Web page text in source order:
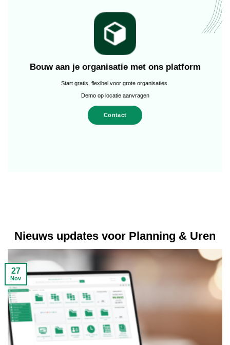
Bouw aan je organisatie met ons platform
Start gratis, flexibel voor grote organisaties.
Demo op locatie aanvragen
Contact
Nieuws updates voor Planning & Uren
27
Nov